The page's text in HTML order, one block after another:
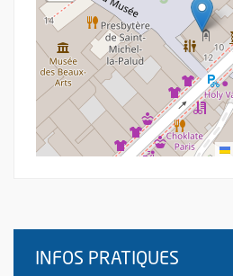
INFOS PRATIQUES